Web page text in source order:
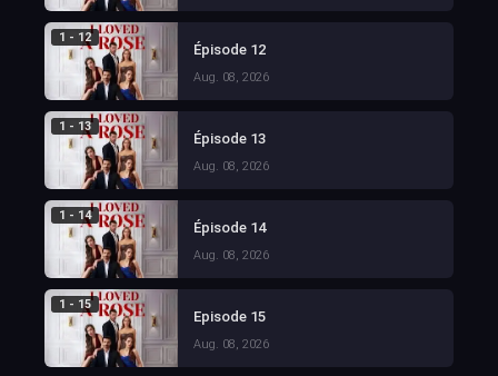
1 - 12
Épisode 12
Aug. 08, 2026
1 - 13
Épisode 13
Aug. 08, 2026
1 - 14
Épisode 14
Aug. 08, 2026
1 - 15
Episode 15
Aug. 08, 2026